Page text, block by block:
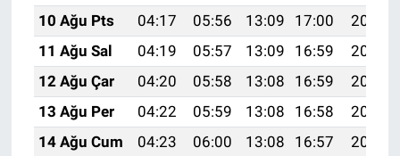
10 Ağu Pts
04:17 05:56 13:09 17:00
20:11
11 Ağu Sal
04:19 05:57 13:09 16:59
20:10
12 Ağu Çar
04:20 05:58 13:08 16:59
20:09
13 Ağu Per
04:22 05:59 13:08 16:58
20:07
14 Ağu Cum
04:23 06:00 13:08 16:57
20:06